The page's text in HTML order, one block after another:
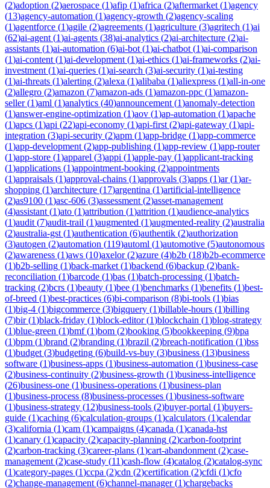
(2)adoption (2)aerospace (1)afip (1)africa (2)aftermarket (1)agency
(13)agency-automation (1)agency-growth (2)agency-scaling
(1)agentforce (1)agile (2)agreements (1)agriculture (3)agritech (1)ai
(62)ai-agent (1)ai-agents (38)ai-analytics (2)ai-architecture (2)ai-
assistants (1)ai-automation (6)ai-bot (1)ai-chatbot (1)ai-comparison
(1)ai-content (1)ai-development (1)ai-ethics (1)ai-frameworks (2)ai-
investment (1)ai-queries (1)ai-search (3)ai-security (1)ai-testing
(1)ai-threats (1)alerting (2)alexa (1)alibaba (1)aliexpress (1)all-in-one
(2)allegro (2)amazon (7)amazon-ads (1)amazon-ppc (1)amazon-
seller(1)aml (1)analytics (40)announcement (1)anomaly-detection
(1)answer-engine-optimization (1)aov (1)ap-automation (1)apache
(1)apcs (1)api (22)api-economy (1)api-first (2)api-gateway (1)api-
integration (3)api-security (2)apm (1)app-bridge (1)app-commerce
(1)app-development (2)app-publishing (1)app-review (1)app-router
(1)app-store (1)apparel (3)appi (1)apple-pay (1)applicant-tracking
(1)applications (1)appointment-booking (2)appointments
(1)appraisals (1)approval-chains (1)approvals (3)apps (1)ar(1)ar-
shopping (1)architecture (17)argentina (1)artificial-intelligence
(2)as9100 (1)asc-606 (3)assessment (2)asset-management
(4)assistant (1)ato (1)attribution (1)attrition (1)audience-analytics
(1)audit (7)audit-trail (1)augmented (1)augmented-reality (2)australia
(2)australia-gst (1)authentication (6)authentik (2)authorization
(3)autogen (2)automation (119)automl (1)automotive (5)autonomous
(2)awareness (1)aws (10)axelor(2)azure (4)b2b (18)b2b-ecommerce
(1)b2b-selling (1)back-market (1)backend (6)backup (2)bank-
reconciliation (1)barcode (1)bas (1)batch-processing (1)batch-
tracking (2)bcrs (1)beauty (1)bee (1)benchmarks (1)benefits (1)best-
of-breed (1)best-practices (6)bi-comparison (8)bi-tools (1)bias
(1)big-4 (1)bigcommerce (3)bigquery (1)billable-hours (1)billing
(7)bir(1)black-friday (1)block-editor(1)blockchain (1)blog-strategy
(1)blue-green (1)bmf(1)bom (2)booking (5)bookkeeping (9)bpa
(1)bpm (1)brand (2)branding (1)brazil (2)breach-notification (1)bss
(1)budget (3)budgeting (6)build-vs-buy (3)business (13)business
software (1)business-apps (1)business-automation (1)business-case
(2)business-continuity (2)business-growth (1)business-intelligence
(26)business-one (1)business-operations (1)business-plan
(1)business-process (8)business-processes (1)business-software
(1)business-strategy (12)business-tools (2)buyer-portal (1)buyers-
guide (1)caching (6)calculation-groups (1)calculators (1)calendar
(3)california (1)cam (1)campaigns (4)canada (1)canada-hst
(1)canary (1)capacity (2)capacity-planning (2)carbon-footprint
(2)carbon-tracking (3)career-plans (1)cart-abandonment (2)case-
management (2)case-study (11)cash-flow (4)catalog (2)catalog-sync
(1)category-pages (1)ccpa (2)cdn (2)certification (2)cfdi (1)cfo
(2)change-management (6)channel-manager(1)chargebacks